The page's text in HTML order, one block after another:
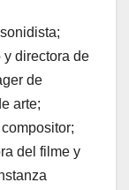
y directora de
de
arte;
del filme y